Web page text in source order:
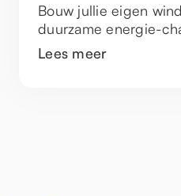
Bouw jullie eigen
duurzame energie-
Lees meer